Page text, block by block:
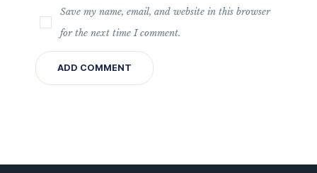
Save my name, email, and website in this browser
for the next time I comment.